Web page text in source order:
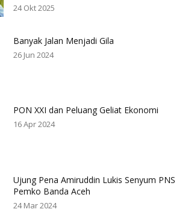
24 Okt 2025
Banyak Jalan Menjadi Gila
26 Jun 2024
PON XXI dan Peluang Geliat Ekonomi
16 Apr 2024
Ujung Pena Amiruddin Lukis Senyum PNS
Pemko Banda Aceh
24 Mar 2024